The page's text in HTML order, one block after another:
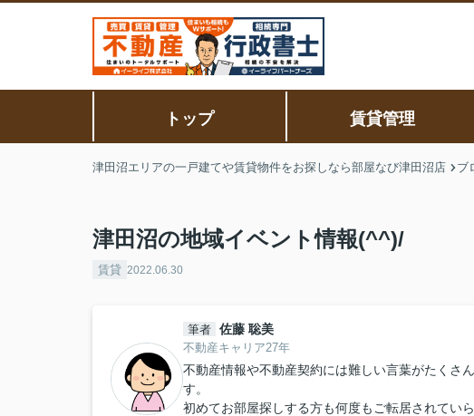
トップ 賃貸管理
津田沼エリアの一戸建てや賃貸物件をお探しなら部屋なび津田沼店 ブ
津田沼の地域イベント情報(^^)/
賃貸 2022.06.30
筆者 佐藤 聡美
不動産キャリア27年
不動産情報や不動産契約には難しい言葉がたくさ
す。
初めてお部屋探しする方も何度もご転居されてい